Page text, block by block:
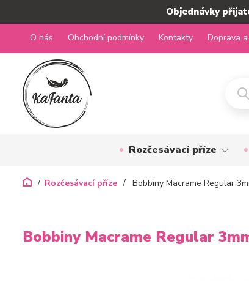
Objednávky
O nás Obchodní podmínky Kontakty Doprava
Rozčesávací příze
Rozčesávací příze Bobbiny Macrame Regular
Bobbiny Macrame Regular